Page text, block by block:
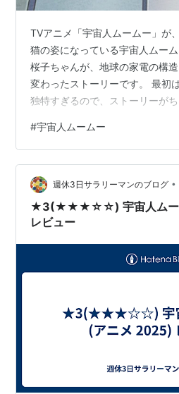
TVアニメ「宇宙人ムームー」が
猫の姿になっている宇宙人ムー
桜子ちゃんが、地球の家電の構
変わったストーリーです。 最初
独特すぎるので、ストーリーが
くると、とたんの面白くなって
い味出してますね。古き良きア
のアニメ型ブログの感想↓ ラン
#宇宙人ムームー
週休3日サラリーマンのブログ •
★3(★★★☆☆) 宇宙人ムー
レビュー